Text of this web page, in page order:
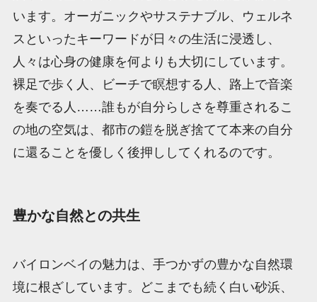
います。オーガニックやサステナブル、ウェルネ
スといったキーワードが日々の生活に浸透し、
人々は心身の健康を何よりも大切にしています。
裸足で歩く人、ビーチで瞑想する人、路上で音楽
を奏でる人……誰もが自分らしさを尊重されるこ
の地の空気は、都市の鎧を脱ぎ捨てて本来の自分
に還ることを優しく後押ししてくれるのです。
豊かな自然との共生
バイロンベイの魅力は、手つかずの豊かな自然環
境に根ざしています。どこまでも続く白い砂浜、